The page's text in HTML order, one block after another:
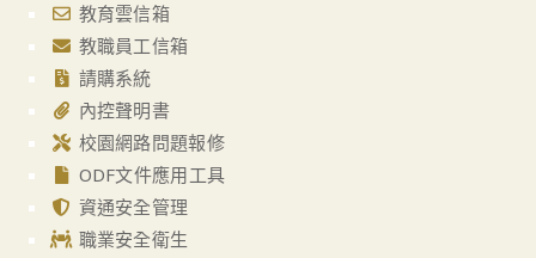
教育雲信箱
教職員工信箱
請購系統
內控聲明書
校園網路問題報修
ODF文件應用工具
資通安全管理
職業安全衛生